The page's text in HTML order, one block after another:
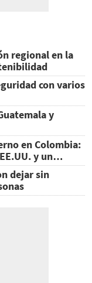
regional en la
con varios
y
en Colombia:
y un
dejar sin